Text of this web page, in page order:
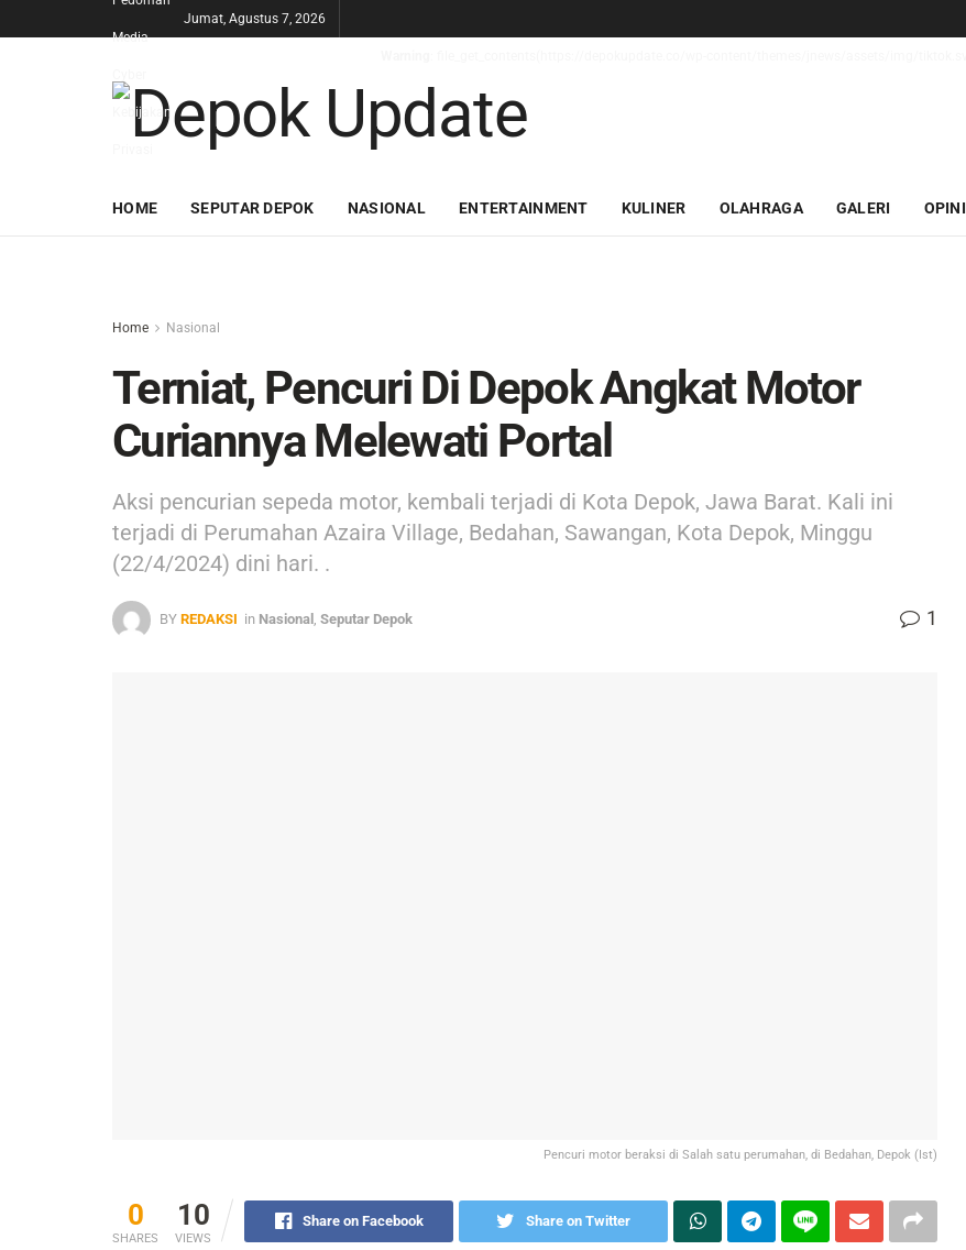
Media
Kebijakan
Jumat, Agustus 7, 2026
HOME SEPUTAR DEPOK NASIONAL ENTERTAINMENT KULINER OLAHRAGA GALERI OPINI
Home Nasional
Terniat, Pencuri Di Depok Angkat Motor
Curiannya Melewati Portal
Aksi pencurian sepeda motor, kembali terjadi di Kota Depok, Jawa Barat. Kali ini
terjadi di Perumahan Azaira Village, Bedahan, Sawangan, Kota Depok, Minggu
(22/4/2024) dini hari. .
BY REDAKSI in Nasional Seputar Depok 1
Pencuri motor beraksi di Salah satu perumahan, di Bedahan, Depok (Ist)
0
SHARES
10
VIEWS
Share on Facebook Share on Twitter